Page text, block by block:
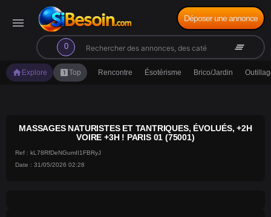
menu
0
search clear_all
Déposer une annonce
home Explore looks_oneTop Rencontre Ésotérisme Brico/Jardin
MASSAGES NATURISTES ET TANTRIQUES, ÉVOLUÉS, +2H
VOIRE +3H ! PARIS 01 (75001)
Ref : kL78RfDeNGumII1FBRyJ
Date : 31/05/2026 02:28